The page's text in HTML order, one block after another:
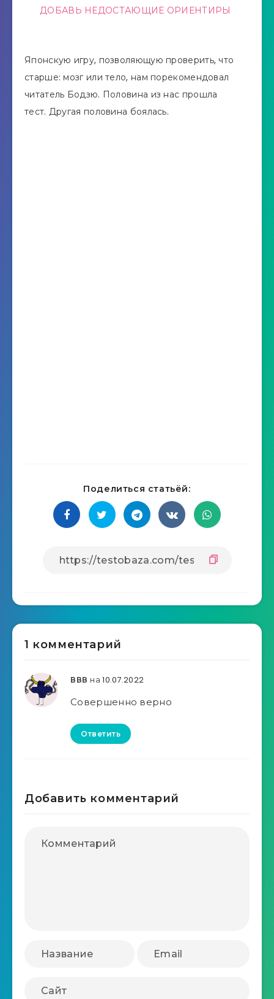
ДОБАВЬ НЕДОСТАЮЩИЕ ОРИЕНТИРЫ
Японскую игру, позволяющую проверить, что
старше: мозг или тело, нам порекомендовал
читатель Бодзю. Половина из нас прошла
тест. Другая половина боялась.
Поделиться статьёй:
1 комментарий
ВВВ на 10.07.2022
Совершенно верно
Ответить
Добавить комментарий